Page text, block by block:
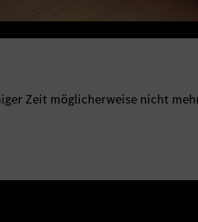
Zeit möglicherweise nicht